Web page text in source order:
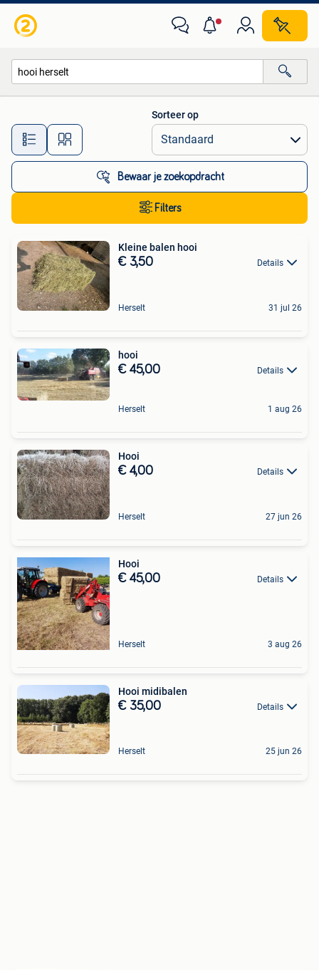
Alle afstanden…
Sorteer op
Bewaar je zoekopdracht
Filters
Kleine balen hooi
€ 3,50 Details
Herselt 31 jul 26
hooi
€ 45,00 Details
Herselt 1 aug 26
Hooi
€ 4,00 Details
Herselt 27 jun 26
Hooi
€ 45,00 Details
Herselt 3 aug 26
Hooi midibalen
€ 35,00 Details
Herselt 25 jun 26